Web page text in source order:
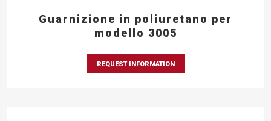
Guarnizione in poliuretano per
modello 3005
REQUEST INFORMATION